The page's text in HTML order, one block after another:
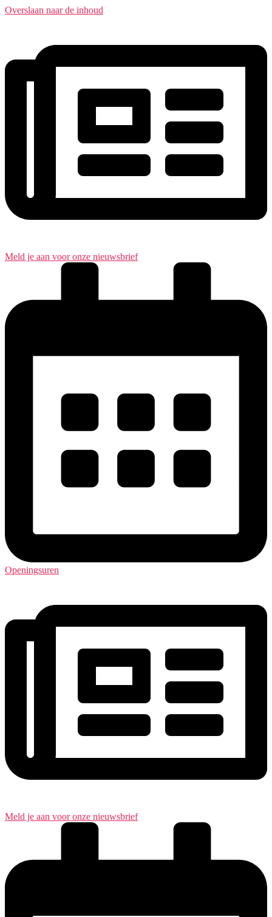
Overslaan naar de inhoud
Meld je aan voor onze nieuwsbrief
Openingsuren
Meld je aan voor onze nieuwsbrief